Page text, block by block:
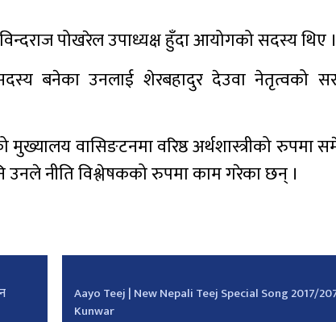
पोखरेल उपाध्यक्ष हुँदा आयोगको सदस्य थिए ।
बनेका उनलाई शेरबहादुर देउवा नेतृत्वको
वासिङटनमा वरिष्ठ अर्थशास्त्रीको रुपमा
उनले नीति विश्लेषकको रुपमा काम गरेका छन् ।
Aayo Teej | New Nepali Teej Special Song 2017/
Kunwar